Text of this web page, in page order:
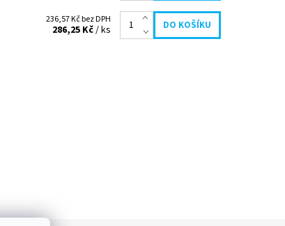
236,57 Kč bez DPH
286,25 Kč/ ks